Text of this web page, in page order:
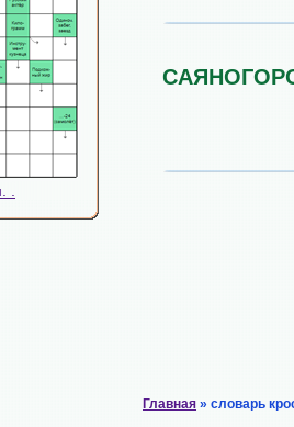
Главная » словарь